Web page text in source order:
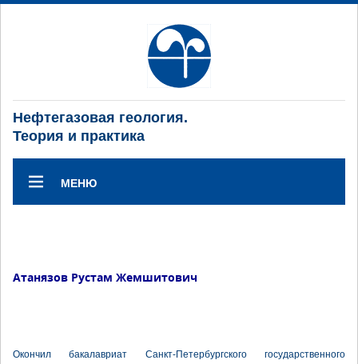
Нефтегазовая геология.
Теория и практика
МЕНЮ
Атанязов Рустам Жемшитович
Окончил бакалавриат Санкт-Петербургского государственного